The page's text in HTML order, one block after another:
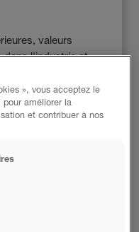
valeurs
dans l'industrie et
Travaillez
en optimisant les
», vous acceptez le
améliorer la
et contribuer à nos